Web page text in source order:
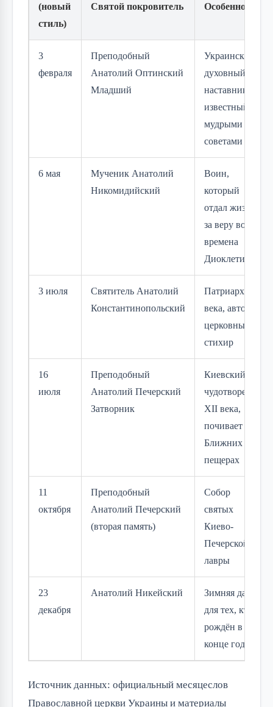
(новый
стиль)
Святой покровитель Особенность
3
февраля
Преподобный
Анатолий Оптинский
Младший
Украинский
духовный
наставник,
известный
мудрыми
советами
6 мая
Мученик Анатолий
Никомидийский
Воин,
который
отдал жизнь
за веру во
времена
Диоклетиана
3 июля
Святитель Анатолий
Константинопольский
Патриарх V
века, автор
церковных
стихир
16
июля
Преподобный
Анатолий Печерский
Затворник
Киевский
чудотворец
XII века,
почивает в
Ближних
пещерах
11
октября
Преподобный
Анатолий Печерский
(вторая память)
Собор
святых
Киево-
Печерской
лавры
23
декабря
Анатолий Никейский
Зимняя дата
для тех, кто
рождён в
конце года
Источник данных: официальный месяцеслов
Православной церкви Украины и материалы